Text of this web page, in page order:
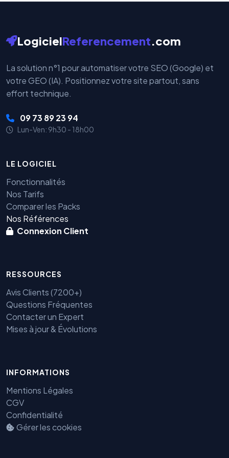
LogicielReferencement.com
La solution n°1 pour automatiser votre SEO (Google) et
votre GEO (IA). Positionnez votre site partout, sans
effort technique.
09 73 89 23 94
Lun-Ven: 9h30 - 18h00
LE LOGICIEL
Fonctionnalités
Nos Tarifs
Comparer les Packs
Nos Références
Connexion Client
RESSOURCES
Avis Clients (7200+)
Questions Fréquentes
Contacter un Expert
Mises à jour & Évolutions
INFORMATIONS
Mentions Légales
CGV
Confidentialité
Gérer les cookies